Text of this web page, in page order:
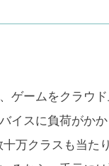
ゲームをクラウ
イスに負荷がか
万クラスも当た